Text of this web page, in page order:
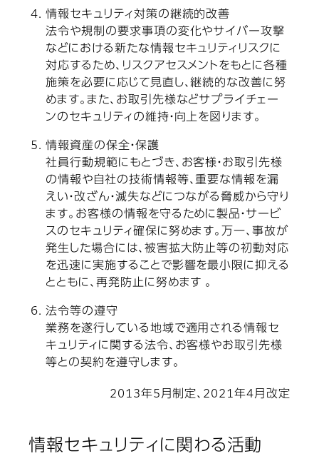
情報セキュリティ対策の継続的改善
法令や規制の要求事項の変化やサイバー攻撃
などにおける新たな情報セキュリティリスクに
対応するため、リスクアセスメントをもとに各種
施策を必要に応じて見直し、継続的な改善に努
めます。また、お取引先様などサプライチェー
ンのセキュリティの維持・向上を図ります。
情報資産の保全・保護
社員行動規範にもとづき、お客様・お取引先様
の情報や自社の技術情報等、重要な情報を漏
えい・改ざん・滅失などにつながる脅威から守り
ます。お客様の情報を守るために製品・サービ
スのセキュリティ確保に努めます。万一、事故が
発生した場合には、被害拡大防止等の初動対応
を迅速に実施することで影響を最小限に抑える
とともに、再発防止に努めます 。
法令等の遵守
業務を遂行している地域で適用される情報セ
キュリティに関する法令、お客様やお取引先様
等との契約を遵守します。
2013年5月制定、2021年4月改定
情報セキュリティに関わる活動